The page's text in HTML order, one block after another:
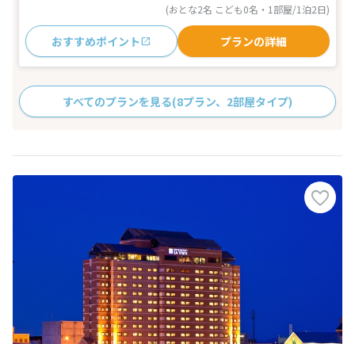
(おとな2名 こども0名・1部屋/1泊2日)
おすすめポイント プランの詳細
すべてのプランを見る(8プラン、2部屋タイプ)